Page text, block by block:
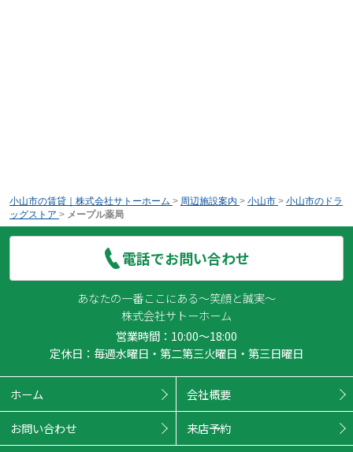
小山市の賃貸｜株式会社サトーホーム > 周辺施設案内 > 小山市 > 小山市のドラ
ッグストア > メープル薬局
電話でお問い合わせ
あなたの一番ここにある～笑顔と誠実～
株式会社サトーホーム
営業時間：10:00～18:00
定休日：毎週水曜日・第二第三火曜日・第三日曜日
ホーム 会社概要
お問い合わせ 来店予約